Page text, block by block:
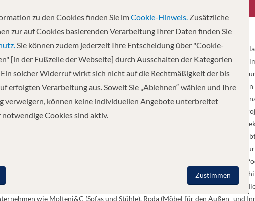
„Smart City“ konzipiert, in der nachhaltige Lösungen und Konzepte der
der fortschrittlichsten Technologie zur Emissionsreduzierung, die derzeit
und Feinstaub (95-100 % Reduktion) in die Atmosphäre nahezu zu eliminieren
senken. Der gesamte Tagesbedarf des Schiffes wird durch die Umwandlung
intelligenten Energieeffizienzsystems auf ein Minimum reduziert. Darüber
Aluminium recycelt, was Teil eines integrierten Ansatzes zur Umsetzung von
an die Toskana. Es ist das Ergebnis eines außergewöhnlichen
seinen Decks und den wichtigsten öffentlichen Bereichen ihren Namen
Lucca, Pienza, Bolgheri, Montepulciano, Costa Toscana ist eine echte
Für die Realisierung hat Tihany die Zusammenarbeit mit einem internationalen
und Rockwell Group -, die mit der Gestaltung der verschiedenen Teile des
in Italy“-Designerlebnis zu schaffen, wurden die Möbel, die Beleuchtung,
wie Molteni&C (Sofas und Stühle), Roda (Möbel für den Außen- und
zu den Cookies finden Sie imCookie-Hinweis. Zusätzliche
zur auf Cookies basierenden Verarbeitung Ihrer Daten finden Sie
Sie können zudem jederzeit Ihre Entscheidung über "Cookie-
[in der Fußzeile der Webseite] durch Ausschalten der Kategorien
solcher Widerruf wirkt sich nicht auf die Rechtmäßigkeit der bis
erfolgten Verarbeitung aus. Soweit Sie „Ablehnen“ wählen und Ihre
verweigern, können keine individuellen Angebote unterbreitet
notwendige Cookies sind aktiv.
Zustimmen